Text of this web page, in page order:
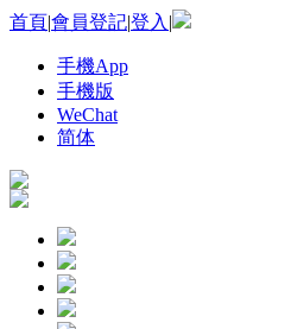
首頁|會員登記|登入 |
手機App
手機版
WeChat
简体